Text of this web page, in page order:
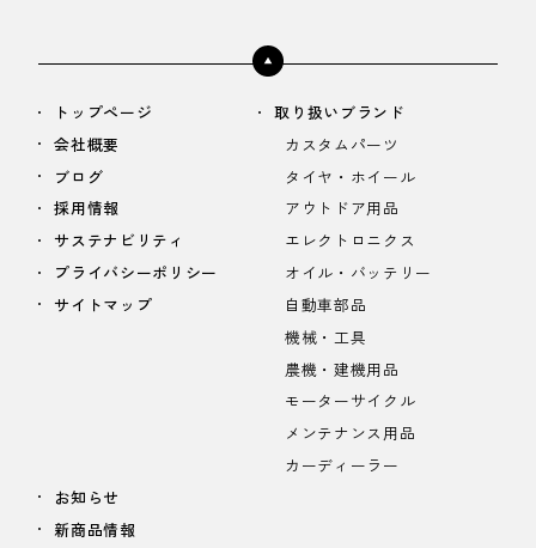
トップページ
会社概要
ブログ
採用情報
サステナビリティ
プライバシーポリシー
サイトマップ
取り扱いブランド
カスタムパーツ
タイヤ・ホイール
アウトドア用品
エレクトロニクス
オイル・バッテリー
自動車部品
機械・工具
農機・建機用品
モーターサイクル
メンテナンス用品
カーディーラー
お知らせ
新商品情報